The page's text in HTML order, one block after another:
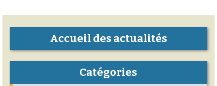
Accueil des actualités
Catégories